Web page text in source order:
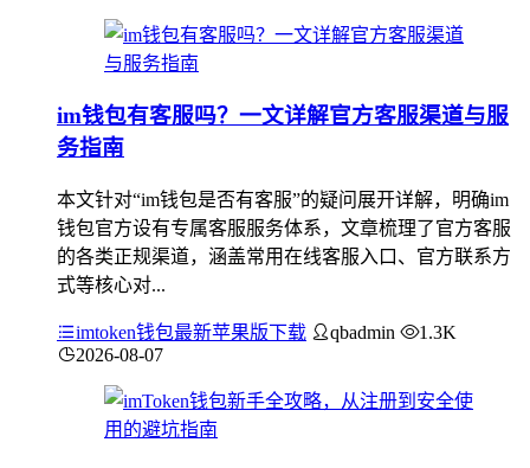
im钱包有客服吗？一文详解官方客服渠道与服
务指南
本文针对“im钱包是否有客服”的疑问展开详解，明确im
钱包官方设有专属客服服务体系，文章梳理了官方客服
的各类正规渠道，涵盖常用在线客服入口、官方联系方
式等核心对...
imtoken钱包最新苹果版下载 qbadmin
1.3K
2026-08-07